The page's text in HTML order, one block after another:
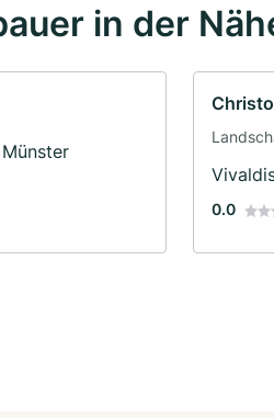
in der
0.0